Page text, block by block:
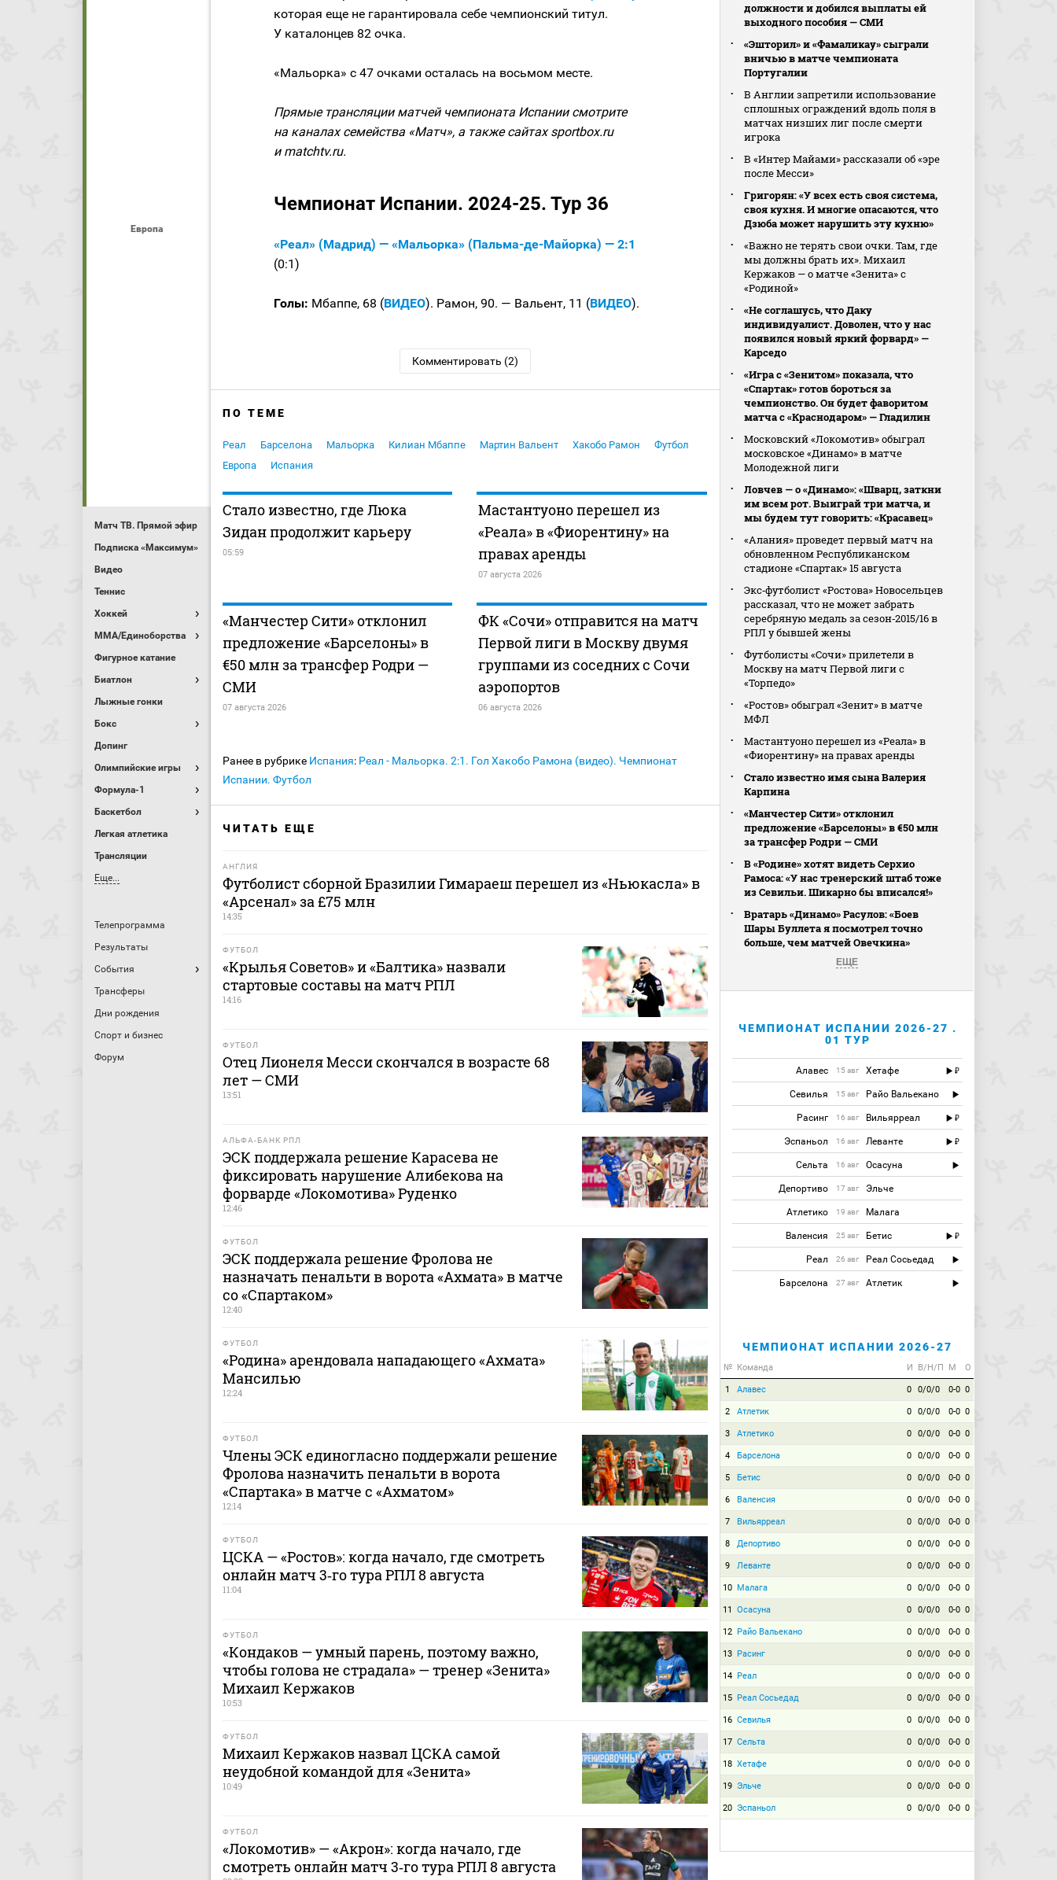
Европа
Матч ТВ. Прямой эфир
Подписка «Максимум»
Видео
Теннис
Хоккей
MMA/Единоборства
Фигурное катание
Биатлон
Лыжные гонки
Бокс
Допинг
Олимпийские игры
Формула-1
Баскетбол
Легкая атлетика
Трансляции
Еще...
Телепрограмма
Результаты
События
Трансферы
Дни рождения
Спорт и бизнес
Форум
которая еще не гарантировала себе чемпионский титул.
У каталонцев 82 очка.
«Мальорка» с 47 очками осталась на восьмом месте.
Прямые трансляции матчей чемпионата Испании смотрите
на каналах семейства «Матч», а также сайтах sportbox.ru
и matchtv.ru.
Чемпионат Испании. 2024-25. Тур 36
«Реал» (Мадрид) — «Мальорка» (Пальма-де-Майорка) — 2:1
(0:1)
Голы: Мбаппе, 68 (ВИДЕО). Рамон, 90. — Вальент, 11 (ВИДЕО).
Комментировать (2)
ПО ТЕМЕ
Реал Барселона Мальорка Килиан Мбаппе Мартин Вальент Хакобо Рамон
Футбол
Европа
Испания
Стало известно, где Люка
Зидан продолжит карьеру
05:59
Мастантуоно перешел из
«Реала» в «Фиорентину» на
правах аренды
07 августа 2026
«Манчестер Сити» отклонил
предложение «Барселоны» в
€50 млн за трансфер Родри —
СМИ
07 августа 2026
ФК «Сочи» отправится на матч
Первой лиги в Москву двумя
группами из соседних с Сочи
аэропортов
06 августа 2026
Ранее в рубрике Испания: Реал - Мальорка. 2:1. Гол Хакобо Рамона (видео). Чемпионат
Испании. Футбол
ЧИТАТЬ ЕЩЕ
АНГЛИЯ
Футболист сборной Бразилии Гимараеш перешел из «Ньюкасла» в
«Арсенал» за £75 млн
14:35
ФУТБОЛ
«Крылья Советов» и «Балтика» назвали
стартовые составы на матч РПЛ
14:16
ФУТБОЛ
Отец Лионеля Месси скончался в возрасте 68
лет — СМИ
13:51
АЛЬФА-БАНК РПЛ
ЭСК поддержала решение Карасева не
фиксировать нарушение Алибекова на
форварде «Локомотива» Руденко
12:46
ФУТБОЛ
ЭСК поддержала решение Фролова не
назначать пенальти в ворота «Ахмата» в матче
со «Спартаком»
12:40
ФУТБОЛ
«Родина» арендовала нападающего «Ахмата»
Мансилью
12:24
ФУТБОЛ
Члены ЭСК единогласно поддержали решение
Фролова назначить пенальти в ворота
«Спартака» в матче с «Ахматом»
12:14
ФУТБОЛ
ЦСКА — «Ростов»: когда начало, где смотреть
онлайн матч 3‑го тура РПЛ 8 августа
11:04
ФУТБОЛ
«Кондаков — умный парень, поэтому важно,
чтобы голова не страдала» — тренер «Зенита»
Михаил Кержаков
10:53
ФУТБОЛ
Михаил Кержаков назвал ЦСКА самой
неудобной командой для «Зенита»
10:49
ФУТБОЛ
«Локомотив» — «Акрон»: когда начало, где
смотреть онлайн матч 3‑го тура РПЛ 8 августа
должности и добился выплаты ей
выходного пособия — СМИ
«Эшторил» и «Фамаликау» сыграли
вничью в матче чемпионата
Португалии
В Англии запретили использование
сплошных ограждений вдоль поля в
матчах низших лиг после смерти
игрока
В «Интер Майами» рассказали об «эре
после Месси»
Григорян: «У всех есть своя система,
своя кухня. И многие опасаются, что
Дзюба может нарушить эту кухню»
«Важно не терять свои очки. Там, где
мы должны брать их». Михаил
Кержаков — о матче «Зенита» с
«Родиной»
«Не соглашусь, что Даку
индивидуалист. Доволен, что у нас
появился новый яркий форвард» —
Карседо
«Игра с «Зенитом» показала, что
«Спартак» готов бороться за
чемпионство. Он будет фаворитом
матча с «Краснодаром» — Гладилин
Московский «Локомотив» обыграл
московское «Динамо» в матче
Молодежной лиги
Ловчев — о «Динамо»: «Шварц, заткни
им всем рот. Выиграй три матча, и
мы будем тут говорить: «Красавец»
«Алания» проведет первый матч на
обновленном Республиканском
стадионе «Спартак» 15 августа
Экс‑футболист «Ростова» Новосельцев
рассказал, что не может забрать
серебряную медаль за сезон‑2015/16 в
РПЛ у бывшей жены
Футболисты «Сочи» прилетели в
Москву на матч Первой лиги с
«Торпедо»
«Ростов» обыграл «Зенит» в матче
МФЛ
Мастантуоно перешел из «Реала» в
«Фиорентину» на правах аренды
Стало известно имя сына Валерия
Карпина
«Манчестер Сити» отклонил
предложение «Барселоны» в €50 млн
за трансфер Родри — СМИ
В «Родине» хотят видеть Серхио
Рамоса: «У нас тренерский штаб тоже
из Севильи. Шикарно бы вписался!»
Вратарь «Динамо» Расулов: «Боев
Шары Буллета я посмотрел точно
больше, чем матчей Овечкина»
ЕЩЕ
ЧЕМПИОНАТ ИСПАНИИ 2026-27 .
01 ТУР
Алавес 15 авг Хетафе
Севилья 15 авг Райо Вальекано
Расинг 16 авг Вильярреал
Эспаньол 16 авг Леванте
Сельта 16 авг Осасуна
Депортиво 17 авг Эльче
Атлетико 19 авг Малага
Валенсия 25 авг Бетис
Реал 26 авг Реал Сосьедад
Барселона 27 авг Атлетик
ЧЕМПИОНАТ ИСПАНИИ 2026-27
№ Команда И В/Н/П М О
1 Алавес 0 0/0/0 0-0 0
2 Атлетик 0 0/0/0 0-0 0
3 Атлетико 0 0/0/0 0-0 0
4 Барселона 0 0/0/0 0-0 0
5 Бетис 0 0/0/0 0-0 0
6 Валенсия 0 0/0/0 0-0 0
7 Вильярреал 0 0/0/0 0-0 0
8 Депортиво 0 0/0/0 0-0 0
9 Леванте 0 0/0/0 0-0 0
10 Малага 0 0/0/0 0-0 0
11 Осасуна 0 0/0/0 0-0 0
12 Райо Вальекано 0 0/0/0 0-0 0
13 Расинг 0 0/0/0 0-0 0
14 Реал 0 0/0/0 0-0 0
15 Реал Сосьедад 0 0/0/0 0-0 0
16 Севилья 0 0/0/0 0-0 0
17 Сельта 0 0/0/0 0-0 0
18 Хетафе 0 0/0/0 0-0 0
19 Эльче 0 0/0/0 0-0 0
20 Эспаньол 0 0/0/0 0-0 0